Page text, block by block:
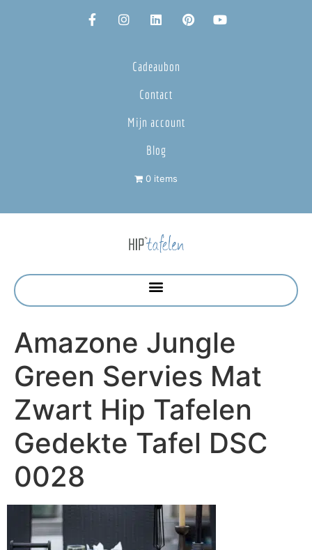
Cadeaubon
Contact
Mijn account
Blog
0 items
Amazone Jungle
Green Servies Mat
Zwart Hip Tafelen
Gedekte Tafel DSC
0028